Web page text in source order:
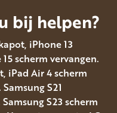
bij helpen?
iPhone 13
scherm vervangen.
iPad Air 4 scherm
S21
S23 scherm